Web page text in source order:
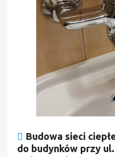
Budowa sieci
do budynków przy